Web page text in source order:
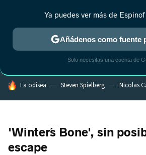
ESTRENOS REALITY ANIME
HOY SE HABLA DE
La odisea Steven Spielberg Nicolas
'Winter´s Bone', sin
escape
Ya puedes ver más de
Añádenos como fuente
Solo necesitas una cuenta de